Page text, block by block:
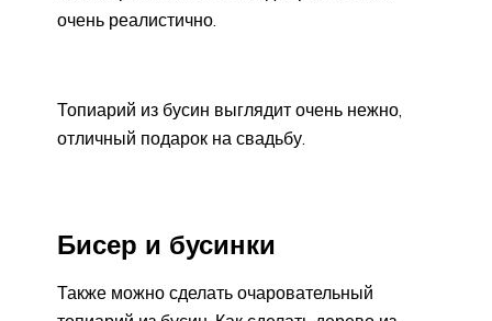
очень реалистично.
Топиарий из бусин выглядит очень нежно,
отличный подарок на свадьбу.
Бисер и бусинки
Также можно сделать очаровательный